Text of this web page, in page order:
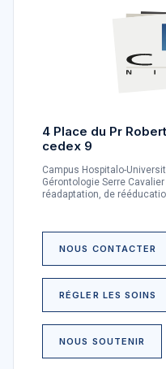
4 Place du Pr
cedex 9
Campus Hospitalo-
Gérontologie Serre
réadaptation, de
NOUS CONTACTER
RÉGLER LES SOINS
NOUS SOUTENIR